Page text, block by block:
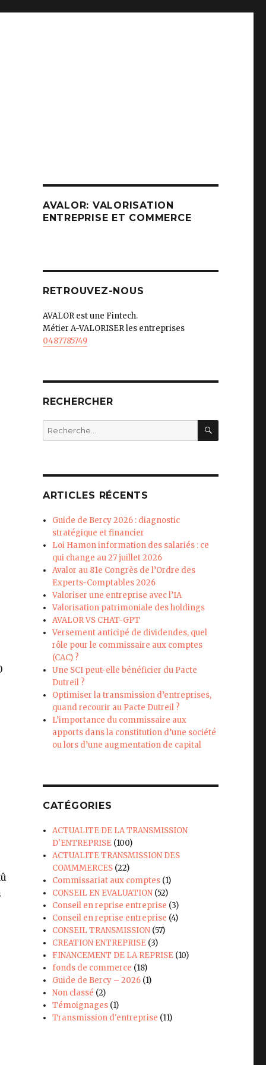
AVALOR: VALORISATION
ENTREPRISE ET COMMERCE
RETROUVEZ-NOUS
AVALOR est une Fintech.
Métier A-VALORISER les entreprises
0487785749
RECHERCHER
Recherche
pour
ARTICLES RÉCENTS
Guide de Bercy 2026 : diagnostic
stratégique et financier
Loi Hamon information des salariés : ce
qui change au 27 juillet 2026
Avalor au 81e Congrès de l’Ordre des
Experts-Comptables 2026
Valoriser une entreprise avec l’IA
Valorisation patrimoniale des holdings
AVALOR VS CHAT-GPT
Versement anticipé de dividendes, quel
rôle pour le commissaire aux comptes
(CAC) ?
Une SCI peut-elle bénéficier du Pacte
Dutreil ?
Optimiser la transmission d’entreprises,
quand recourir au Pacte Dutreil ?
L’importance du commissaire aux
apports dans la constitution d’une société
ou lors d’une augmentation de capital
CATÉGORIES
ACTUALITE DE LA TRANSMISSION
D'ENTREPRISE (100)
ACTUALITE TRANSMISSION DES
COMMMERCES (22)
Commissariat aux comptes (1)
CONSEIL EN EVALUATION (52)
Conseil en reprise entreprise (3)
Conseil en reprise entreprise (4)
CONSEIL TRANSMISSION (57)
CREATION ENTREPRISE (3)
FINANCEMENT DE LA REPRISE (10)
fonds de commerce (18)
Guide de Bercy – 2026 (1)
Non classé (2)
Témoignages (1)
Transmission d'entreprise (11)